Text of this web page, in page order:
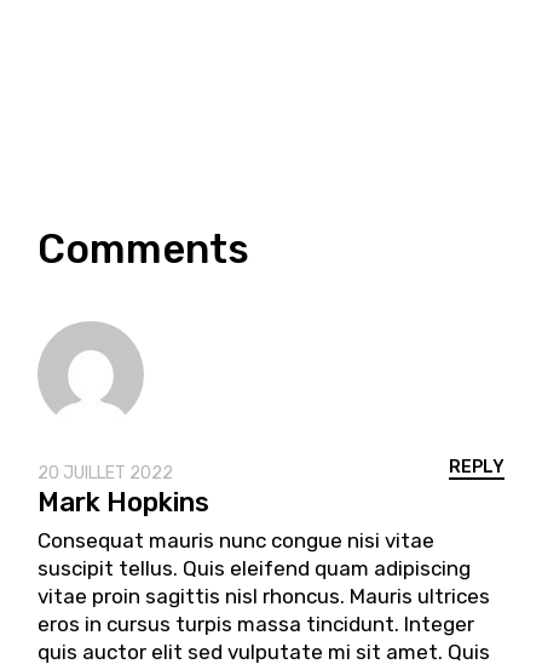
Comments
Mark Hopkins
20 JUILLET 2022 REPLY
Consequat mauris nunc congue nisi vitae
suscipit tellus. Quis eleifend quam adipiscing
vitae proin sagittis nisl rhoncus. Mauris ultrices
eros in cursus turpis massa tincidunt. Integer
quis auctor elit sed vulputate mi sit amet. Quis